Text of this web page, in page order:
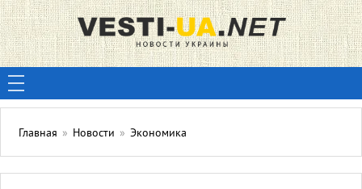
Главная » Новости » Экономика